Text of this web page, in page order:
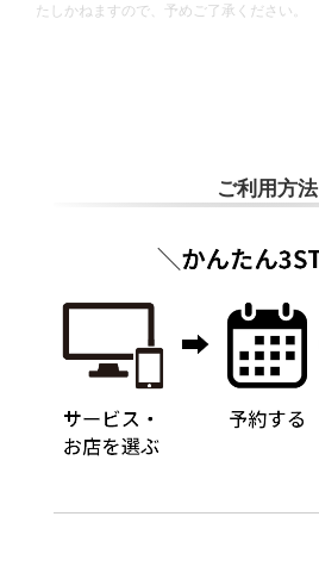
たしかねますので、予めご了承ください。
ご利用方法